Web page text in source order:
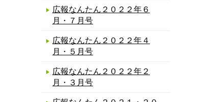
広報なんたん２０２２年６
月・７月号
広報なんたん２０２２年４
月・５月号
広報なんたん２０２２年２
月・３月号